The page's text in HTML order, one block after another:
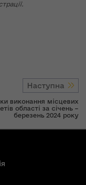
Наступна
виконання місцевих
області за січень –
березень 2024 року